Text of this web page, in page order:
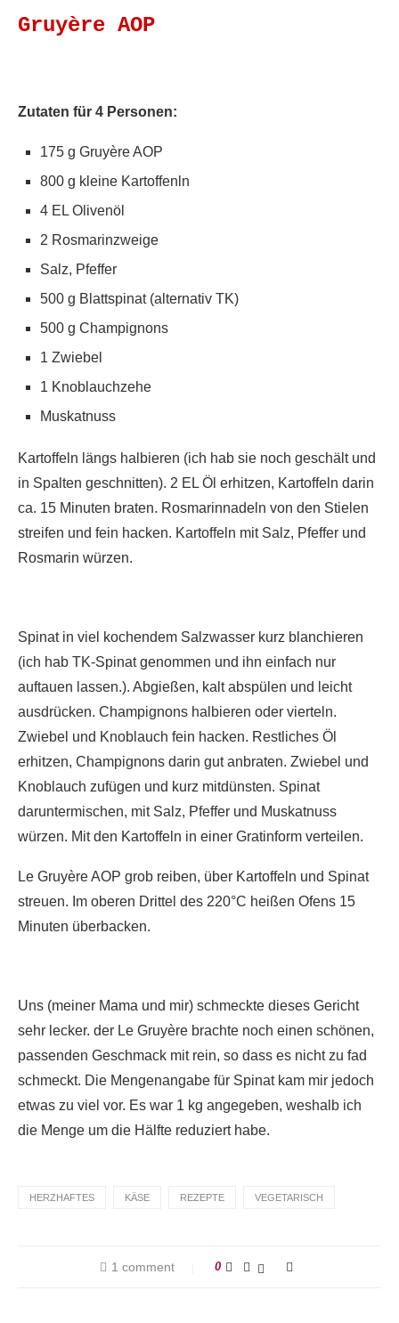
Gruyère AOP
Zutaten für 4 Personen:
175 g Gruyère AOP
800 g kleine Kartoffenln
4 EL Olivenöl
2 Rosmarinzweige
Salz, Pfeffer
500 g Blattspinat (alternativ TK)
500 g Champignons
1 Zwiebel
1 Knoblauchzehe
Muskatnuss
Kartoffeln längs halbieren (ich hab sie noch geschält und
in Spalten geschnitten). 2 EL Öl erhitzen, Kartoffeln darin
ca. 15 Minuten braten. Rosmarinnadeln von den Stielen
streifen und fein hacken. Kartoffeln mit Salz, Pfeffer und
Rosmarin würzen.
Spinat in viel kochendem Salzwasser kurz blanchieren
(ich hab TK-Spinat genommen und ihn einfach nur
auftauen lassen.). Abgießen, kalt abspülen und leicht
ausdrücken. Champignons halbieren oder vierteln.
Zwiebel und Knoblauch fein hacken. Restliches Öl
erhitzen, Champignons darin gut anbraten. Zwiebel und
Knoblauch zufügen und kurz mitdünsten. Spinat
daruntermischen, mit Salz, Pfeffer und Muskatnuss
würzen. Mit den Kartoffeln in einer Gratinform verteilen.
Le Gruyère AOP grob reiben, über Kartoffeln und Spinat
streuen. Im oberen Drittel des 220°C heißen Ofens 15
Minuten überbacken.
Uns (meiner Mama und mir) schmeckte dieses Gericht
sehr lecker. der Le Gruyère brachte noch einen schönen,
passenden Geschmack mit rein, so dass es nicht zu fad
schmeckt. Die Mengenangabe für Spinat kam mir jedoch
etwas zu viel vor. Es war 1 kg angegeben, weshalb ich
die Menge um die Hälfte reduziert habe.
HERZHAFTES KÄSE REZEPTE VEGETARISCH
1 comment 0